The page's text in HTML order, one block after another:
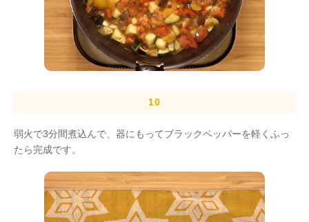
弱火で3分間煮込んで、器にもってブラックペッパーを軽くふっ
たら完成です。